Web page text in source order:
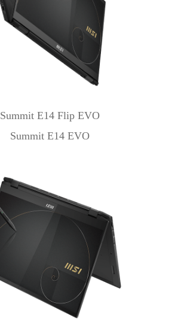
Summit E14 Flip EVO
Summit E14 EVO